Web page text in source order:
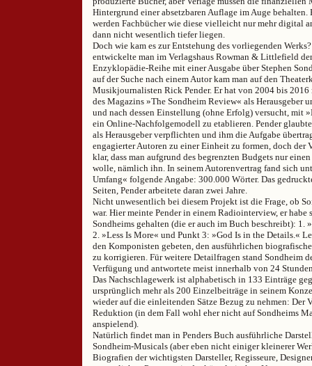
Hintergrund einer absetzbaren Auflage im Auge behalten.
werden Fachbücher wie diese vielleicht nur mehr digital
dann nicht wesentlich tiefer liegen.
Doch wie kam es zur Entstehung des vorliegenden
entwickelte man im Verlagshaus Rowman & Littlefield
Enzyklopädie-Reihe mit einer Ausgabe über Stephen
auf der Suche nach einem Autor kam man auf den
Musikjournalisten Rick Pender. Er hat von 2004 bis 2016
des Magazins »The Sondheim Review« als Herausgeber
und nach dessen Einstellung (ohne Erfolg) versucht, mit
ein Online-Nachfolgemodell zu etablieren. Pender
als Herausgeber verpflichten und ihm die Aufgabe
engagierter Autoren zu einer Einheit zu formen, doch der
klar, dass man aufgrund des begrenzten Budgets nur
wolle, nämlich ihn. In seinem Autorenvertrag fand sich
Umfang« folgende Angabe: 300.000 Wörter. Das
Seiten, Pender arbeitete daran zwei Jahre.
Nicht unwesentlich bei diesem Projekt ist die Frage, ob
war. Hier meinte Pender in einem Radiointerview, er habe
Sondheims gehalten (die er auch im Buch beschreibt): 1.
2. »Less Is More« und Punkt 3: »God Is in the Details.«
den Komponisten gebeten, den ausführlichen
zu korrigieren. Für weitere Detailfragen stand Sondheim
Verfügung und antwortete meist innerhalb von 24
Das Nachschlagewerk ist alphabetisch in 133 Einträge
ursprünglich mehr als 200 Einzelbeiträge in seinem
wieder auf die einleitenden Sätze Bezug zu nehmen: Der
Reduktion (in dem Fall wohl eher nicht auf Sondheims
anspielend).
Natürlich findet man in Penders Buch ausführliche
Sondheim-Musicals (aber eben nicht einiger kleinerer
Biografien der wichtigsten Darsteller, Regisseure,